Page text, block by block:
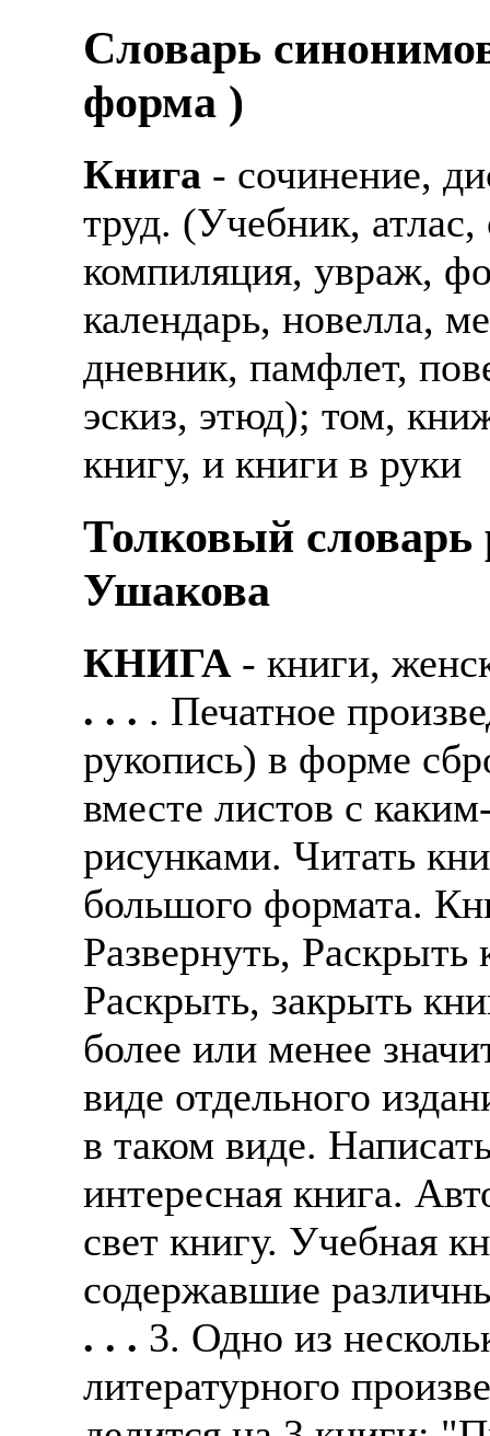
Cловарь
форма )
Книга - сочинение,
труд. (Учебник,
компиляция, увраж,
календарь, новелла,
дневник, памфлет,
эскиз, этюд); том,
книгу, и книги в руки
Толковый словарь
Ушакова
КНИГА - книги,
. . . . Печатное
рукопись) в форме
вместе листов с
рисунками. Читать
большого формата.
Развернуть, Раскрыть
Раскрыть, закрыть
более или менее
виде отдельного
в таком виде.
интересная книга.
свет книгу. Учебная
содержавшие
. . . 3. Одно из
литературного